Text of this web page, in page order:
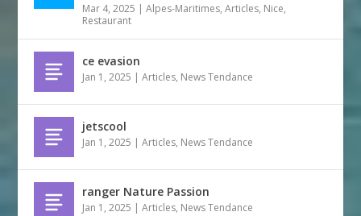
Mar 4, 2025 |Alpes-Maritimes,Articles, Nice,
Restaurant
ce evasion
Jan 1, 2025 |Articles, News Tendance
jetscool
Jan 1, 2025 |Articles, News Tendance
ranger Nature Passion
Jan 1, 2025 |Articles, News Tendance